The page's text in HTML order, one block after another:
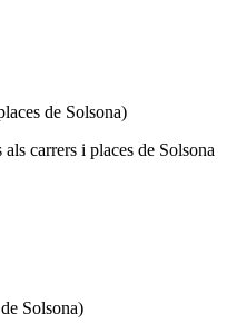
de Solsona)
carrers i places de Solsona
Solsona)